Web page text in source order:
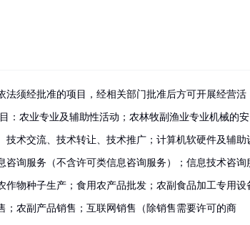
法须经批准的项目，经相关部门批准后方可开展经营活
：农业专业及辅助性活动；农林牧副渔业专业机械的安
技术交流、技术转让、技术推广；计算机软硬件及辅助
咨询服务（不含许可类信息咨询服务）；信息技术咨询
作物种子生产；食用农产品批发；农副食品加工专用设
；农副产品销售；互联网销售（除销售需要许可的商